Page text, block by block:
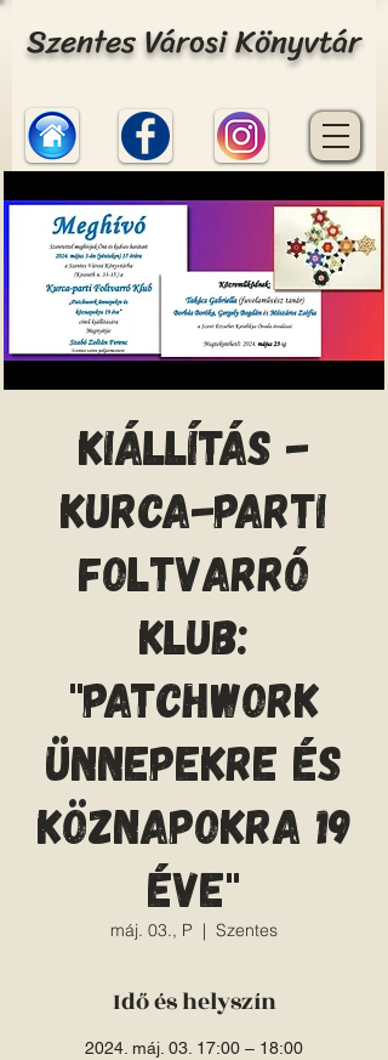
Szentes Városi Könyvtár
Kiállítás -
Kurca-parti
Foltvarró
Klub:
"Patchwork
ünnepekre és
köznapokra 19
éve"
máj. 03., P
  |
Szentes
Idő és helyszín
2024. máj. 03. 17:00 – 18:00